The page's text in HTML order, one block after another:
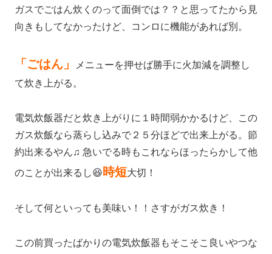
ガスでごはん炊くのって面倒では？？と思ってたから見
向きもしてなかったけど、コンロに機能があれば別。
「ごはん」
メニューを押せば勝手に火加減を調整し
て炊き上がる。
電気炊飯器だと炊き上がりに１時間弱かかるけど、この
ガス炊飯なら蒸らし込みで２５分ほどで出来上がる。節
約出来るやん♫ 急いでる時もこれならほったらかして他
のことが出来るし😆時短大切！
そして何といっても美味い！！さすがガス炊き！
この前買ったばかりの電気炊飯器もそこそこ良いやつな